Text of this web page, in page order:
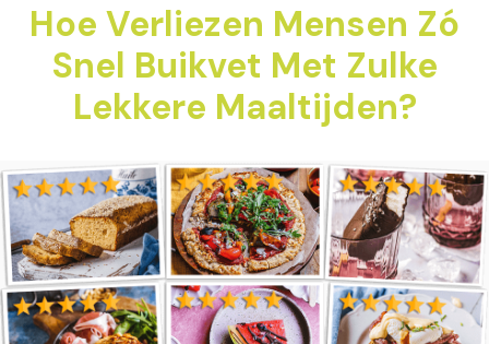
Hoe Verliezen Mensen Zó
Snel Buikvet Met Zulke
Lekkere Maaltijden?